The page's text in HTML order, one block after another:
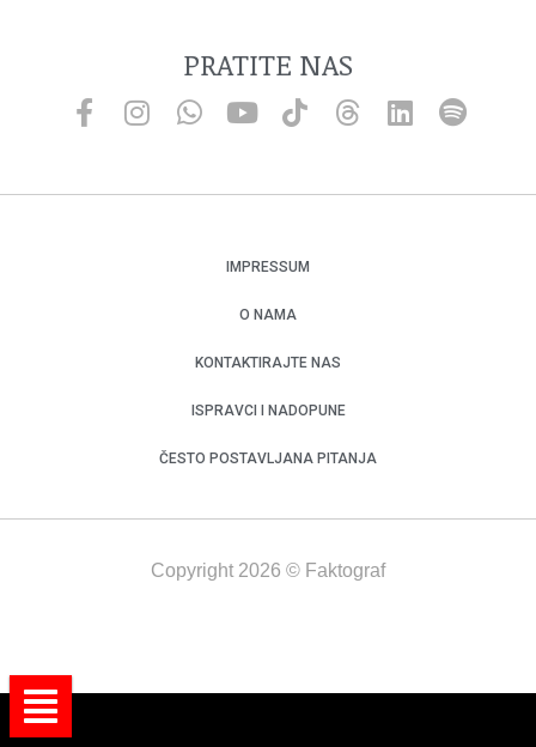
PRATITE NAS
IMPRESSUM
O NAMA
KONTAKTIRAJTE NAS
ISPRAVCI I NADOPUNE
ČESTO POSTAVLJANA PITANJA
Copyright 2026 © Faktograf